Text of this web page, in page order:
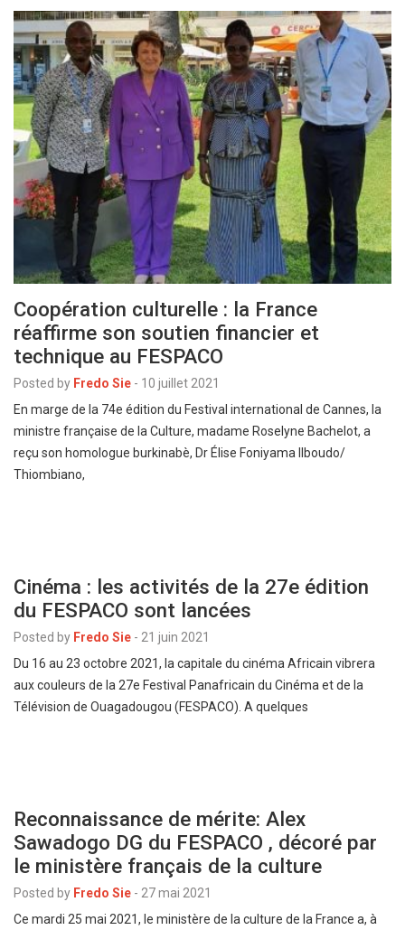
Coopération culturelle : la France
réaffirme son soutien financier et
technique au FESPACO
Posted by Fredo Sie - 10 juillet 2021
En marge de la 74e édition du Festival international de Cannes, la
ministre française de la Culture, madame Roselyne Bachelot, a
reçu son homologue burkinabè, Dr Élise Foniyama Ilboudo/
Thiombiano,
Cinéma : les activités de la 27e édition
du FESPACO sont lancées
Posted by Fredo Sie - 21 juin 2021
Du 16 au 23 octobre 2021, la capitale du cinéma Africain vibrera
aux couleurs de la 27e Festival Panafricain du Cinéma et de la
Télévision de Ouagadougou (FESPACO). A quelques
Reconnaissance de mérite: Alex
Sawadogo DG du FESPACO , décoré par
le ministère français de la culture
Posted by Fredo Sie - 27 mai 2021
Ce mardi 25 mai 2021, le ministère de la culture de la France a, à